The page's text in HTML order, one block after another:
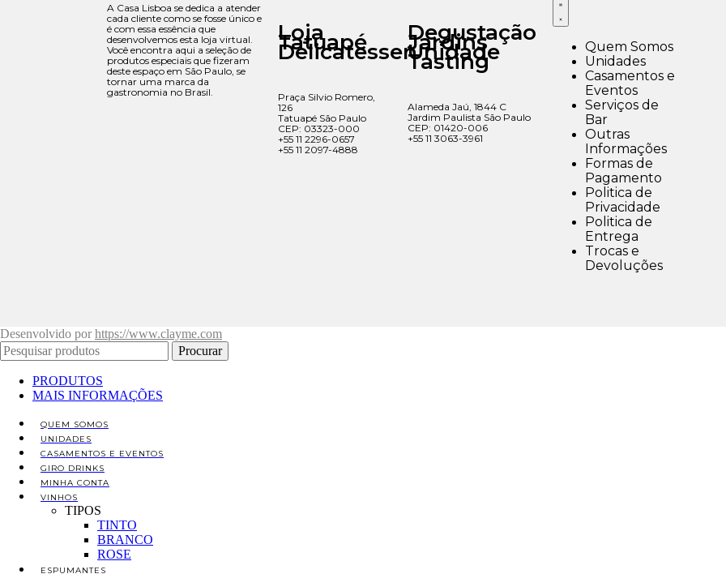
A Casa Lisboa se dedica a atender
cada cliente como se fosse único e
é com essa essência que
desenvolvemos esta loja virtual.
Você encontra aqui a seleção de
produtos especiais que fizeram
deste espaço em São Paulo, se
tornar uma marca da
gastronomia no Brasil.
Loja
Tatuapé
Delicatessen
Praça Silvio Romero,
126
Tatuapé São Paulo
CEP: 03323-000
+55 11 2296-0657
+55 11 2097-4888
Degustação
Jardins
Unidade
Tasting
Alameda Jaú, 1844 C
Jardim Paulista São Paulo
CEP: 01420-006
+55 11 3063-3961
Quem Somos
Unidades
Casamentos e
Eventos
Serviços de
Bar
Outras
Informações
Formas de
Pagamento
Politica de
Privacidade
Politica de
Entrega
Trocas e
Devoluções
Desenvolvido por https://www.clayme.com
Procurar
PRODUTOS
MAIS INFORMAÇÕES
QUEM SOMOS
UNIDADES
CASAMENTOS E EVENTOS
GIRO DRINKS
MINHA CONTA
VINHOS
TIPOS
TINTO
BRANCO
ROSE
ESPUMANTES